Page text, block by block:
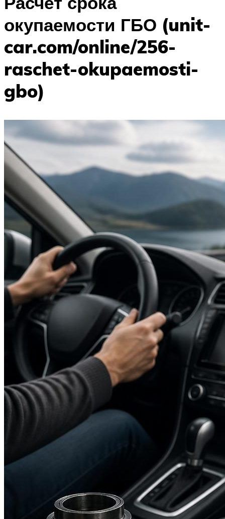
окупаемости ГБО (unit-
car.com/online/256-
raschet-okupaemosti-
gbo)